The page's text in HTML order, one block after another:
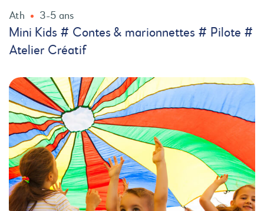
Ath 3-5 ans
Mini Kids # Contes & marionnettes # Pilote #
Atelier Créatif